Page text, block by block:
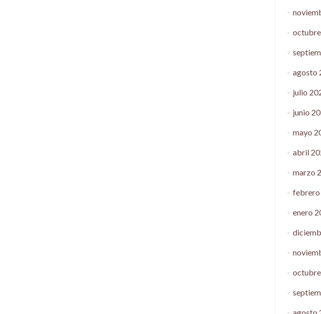
agosto
julio
junio
mayo
abril
marzo
febrero
enero